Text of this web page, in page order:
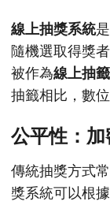
線上抽獎系統
隨機選取得獎
被作為線上抽
抽籤相比，數
公平性：
傳統抽獎方式
獎系統可以根